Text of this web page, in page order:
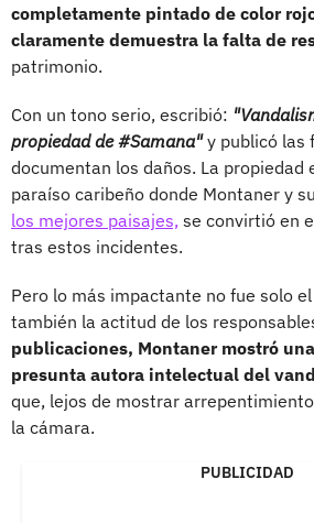
completamente pintado de color
claramente demuestra la falta de
patrimonio.
Con un tono serio, escribió:
propiedad de #Samana"y publicó las
documentan los daños. La propiedad
paraíso caribeño donde Montaner y su
los mejores paisajes, se convirtió en
tras estos incidentes.
Pero lo más impactante no fue solo
también la actitud de los
publicaciones, Montaner mostró
presunta autora intelectual del
que, lejos de mostrar
la cámara.
PUBLICIDAD